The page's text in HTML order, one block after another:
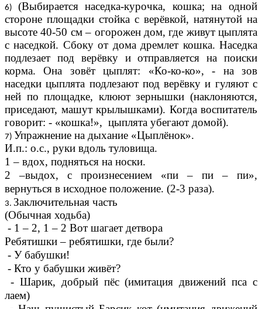
(Выбирается наседка-курочка, кошка; на одной
стороне площадки стойка с верёвкой, натянутой на
высоте 40-50 см – огорожен дом, где живут цыплята
с наседкой. Сбоку от дома дремлет кошка. Наседка
подлезает под верёвку и отправляется на поиски
корма. Она зовёт цыплят: «Ко-ко-ко», - на зов
наседки цыплята подлезают под верёвку и гуляют с
ней по площадке, клюют зернышки (наклоняются,
приседают, машут крылышками). Когда воспитатель
говорит: - «кошка!», цыплята убегают домой).
Упражнение на дыхание «Цыплёнок».
И.п.: о.с., руки вдоль туловища.
1 – вдох, подняться на носки.
2 –выдох, с произнесением «пи – пи – пи»,
вернуться в исходное положение. (2-3 раза).
Заключительная часть
(Обычная ходьба)
- 1 – 2, 1 – 2 Вот шагает детвора
Ребятишки – ребятишки, где были?
- У бабушки!
- Кто у бабушки живёт?
- Шарик, добрый пёс (имитация движений пса с
лаем)